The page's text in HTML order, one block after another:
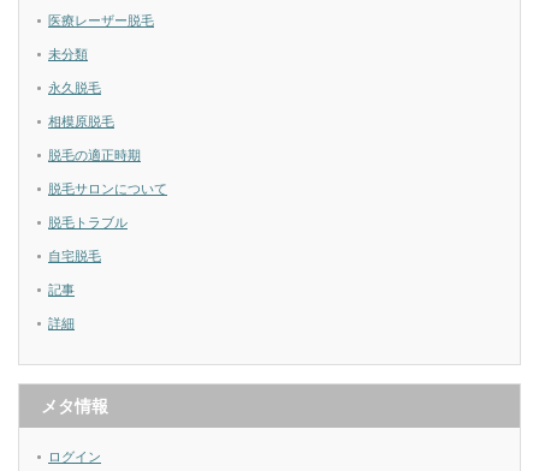
医療レーザー脱毛
未分類
永久脱毛
相模原脱毛
脱毛の適正時期
脱毛サロンについて
脱毛トラブル
自宅脱毛
記事
詳細
メタ情報
ログイン